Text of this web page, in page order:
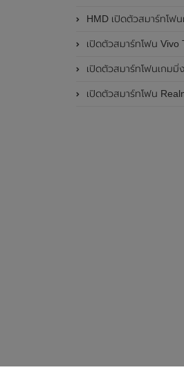
HMD เปิดตัวสมาร์ทโฟนฝาพับได้
เปิดตัวสมาร์ทโฟน Vivo T3 Pro
เปิดตัวสมาร์ทโฟนเกมมิ่ง TECNO POVA 6
เปิดตัวสมาร์ทโฟน Realme 13 Pro